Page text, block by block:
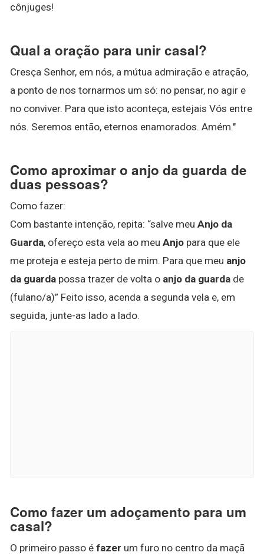
cônjuges!
Qual a oração para unir casal?
Cresça Senhor, em nós, a mútua admiração e atração,
a ponto de nos tornarmos um só: no pensar, no agir e
no conviver. Para que isto aconteça, estejais Vós entre
nós. Seremos então, eternos enamorados. Amém."
Como aproximar o anjo da guarda de
duas pessoas?
Como fazer:
Com bastante intenção, repita: “salve meu Anjo da
Guarda, ofereço esta vela ao meu Anjo para que ele
me proteja e esteja perto de mim. Para que meu anjo
da guarda possa trazer de volta o anjo da guarda de
(fulano/a)” Feito isso, acenda a segunda vela e, em
seguida, junte-as lado a lado.
Como fazer um adoçamento para um
casal?
O primeiro passo é fazer um furo no centro da maçã